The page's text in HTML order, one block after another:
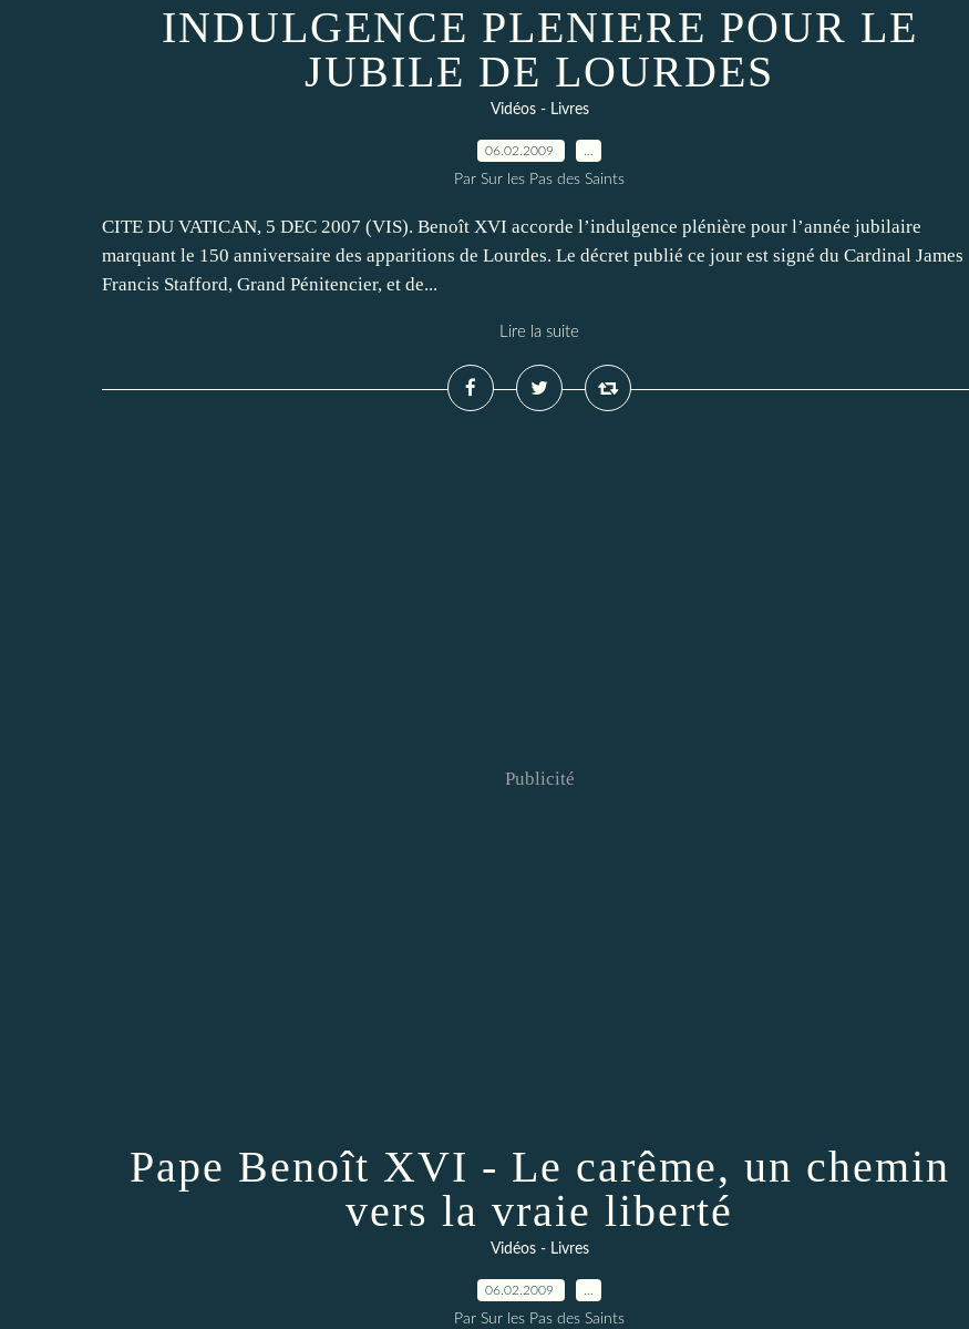
INDULGENCE PLENIERE POUR LE
JUBILE DE LOURDES
Vidéos - Livres
06.02.2009
Par Sur les Pas des Saints
CITE DU VATICAN, 5 DEC 2007 (VIS). Benoît XVI accorde l’indulgence plénière pour l’année jubilaire
marquant le 150 anniversaire des apparitions de Lourdes. Le décret publié ce jour est signé du Cardinal James
Francis Stafford, Grand Pénitencier, et de...
Lire la suite
Publicité
Pape Benoît XVI - Le carême, un chemin
vers la vraie liberté
Vidéos - Livres
06.02.2009
Par Sur les Pas des Saints